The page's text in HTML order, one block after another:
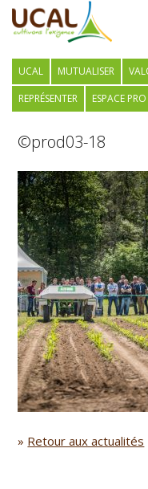
UCAL MUTUALISER
REPRÉSENTER
ESPACE PRO
©prod03-18
» Retour aux actualités